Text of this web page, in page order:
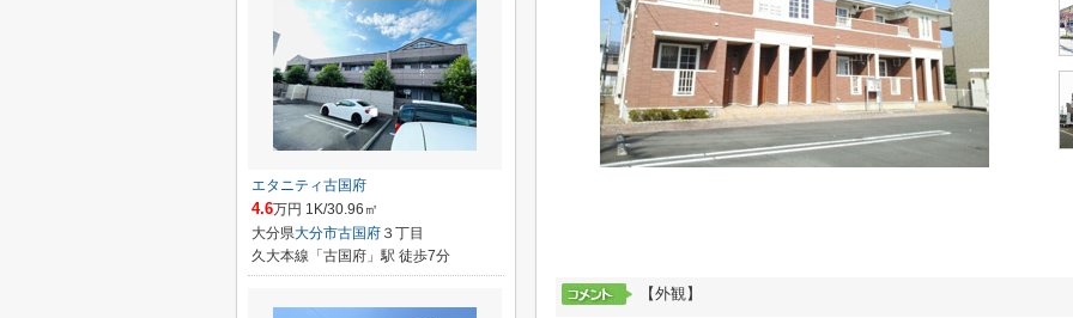
【外観】
エタニティ古国府
4.6万円 1K/30.96㎡
大分県大分市古国府 ３丁目
久大本線「古国府」駅 徒歩7分